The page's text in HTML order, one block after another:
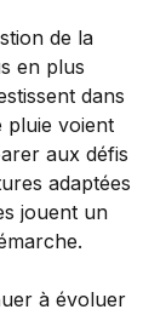
de la
en plus
dans
pluie voient
aux défis
adaptées
jouent un
à évoluer